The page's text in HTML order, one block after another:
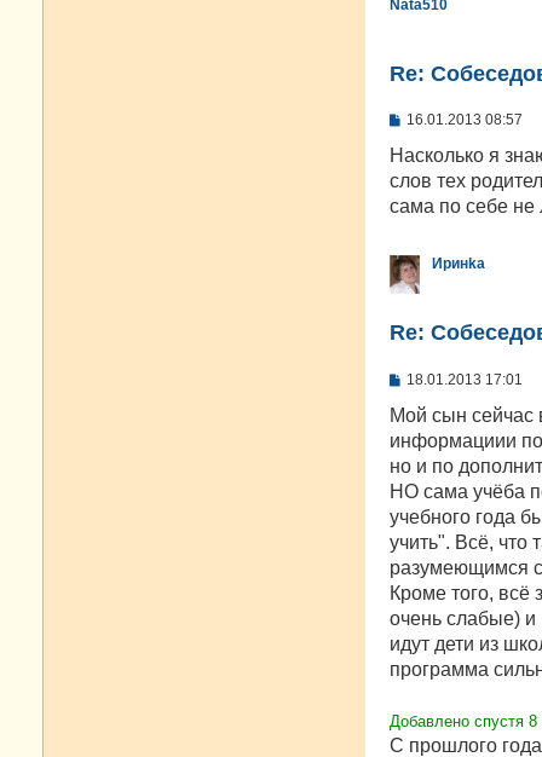
Nata510
Re:
С
о
щ
е
е
16.01.2013 08:57
Насколько я
слов тех
сама по себе не
Иринkа
Re:
С
о
щ
е
и
е
18.01.2013 17:01
Мой сын сейчас
информациии по
но и по
НО сама учёба
учебного года
учить". Всё, что
разумеющимся с
Кроме того, всё
очень слабые) и
идут дети из
программа
Добавлено спустя
С прошлого